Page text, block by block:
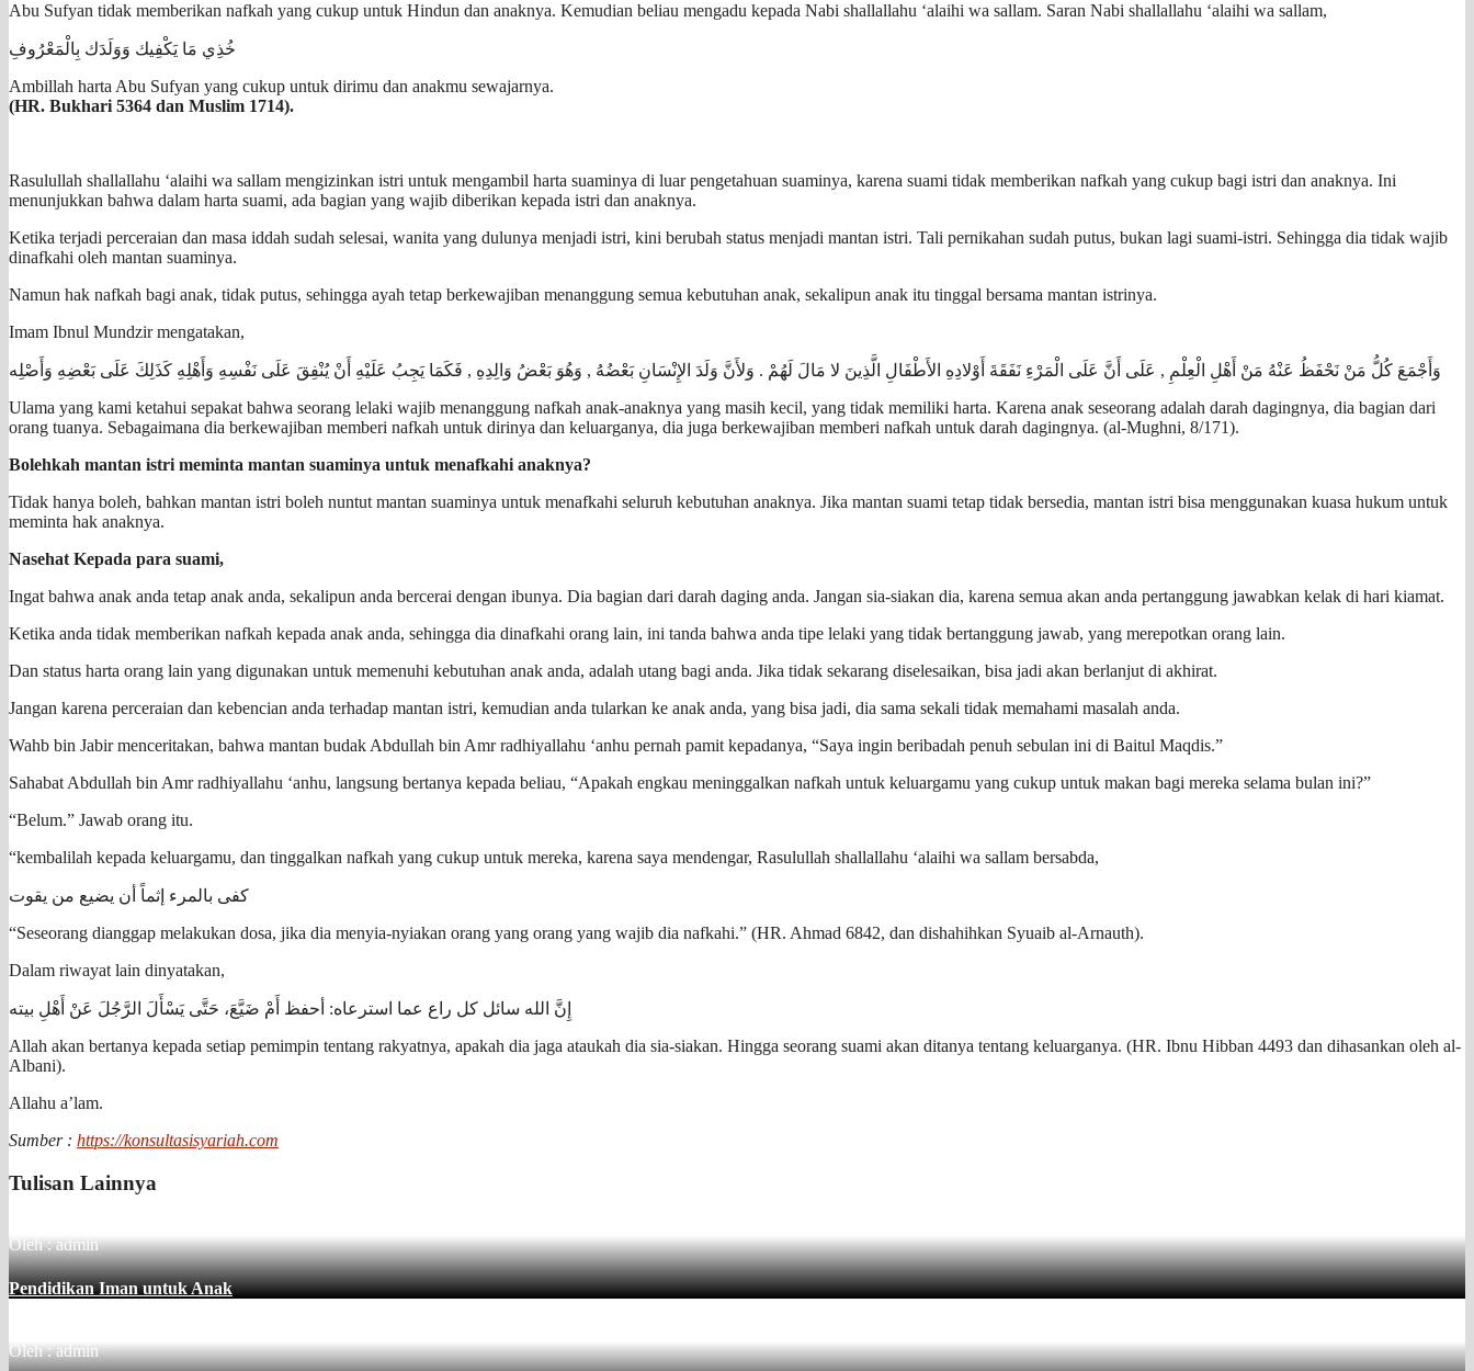
Abu Sufyan tidak memberikan nafkah yang cukup untuk Hindun dan anaknya. Kemudian beliau mengadu kepada Nabi shallallahu ‘alaihi wa sallam. Saran Nabi shallallahu ‘alaihi wa sallam,
خُذِي مَا يَكْفِيك وَوَلَدَك بِالْمَعْرُوفِ
Ambillah harta Abu Sufyan yang cukup untuk dirimu dan anakmu sewajarnya.
(HR. Bukhari 5364 dan Muslim 1714).
Rasulullah shallallahu ‘alaihi wa sallam mengizinkan istri untuk mengambil harta suaminya di luar pengetahuan suaminya, karena suami tidak memberikan nafkah yang cukup bagi istri dan anaknya. Ini
menunjukkan bahwa dalam harta suami, ada bagian yang wajib diberikan kepada istri dan anaknya.
Ketika terjadi perceraian dan masa iddah sudah selesai, wanita yang dulunya menjadi istri, kini berubah status menjadi mantan istri. Tali pernikahan sudah putus, bukan lagi suami-istri. Sehingga dia tidak wajib
dinafkahi oleh mantan suaminya.
Namun hak nafkah bagi anak, tidak putus, sehingga ayah tetap berkewajiban menanggung semua kebutuhan anak, sekalipun anak itu tinggal bersama mantan istrinya.
Imam Ibnul Mundzir mengatakan,
وَأَجْمَعَ كُلُّ مَنْ نَحْفَظُ عَنْهُ مَنْ أَهْلِ الْعِلْمِ , عَلَى أَنَّ عَلَى الْمَرْءِ نَفَقَةَ أَوْلادِهِ الأَطْفَالِ الَّذِينَ لا مَالَ لَهُمْ . وَلأَنَّ وَلَدَ الإِنْسَانِ بَعْضُهُ , وَهُوَ بَعْضُ وَالِدِهِ , فَكَمَا يَجِبُ عَلَيْهِ أَنْ يُنْفِقَ عَلَى نَفْسِهِ وَأَهْلِهِ كَذَلِكَ عَلَى بَعْضِهِ وَأَصْلِه
Ulama yang kami ketahui sepakat bahwa seorang lelaki wajib menanggung nafkah anak-anaknya yang masih kecil, yang tidak memiliki harta. Karena anak seseorang adalah darah dagingnya, dia bagian dari
orang tuanya. Sebagaimana dia berkewajiban memberi nafkah untuk dirinya dan keluarganya, dia juga berkewajiban memberi nafkah untuk darah dagingnya. (al-Mughni, 8/171).
Bolehkah mantan istri meminta mantan suaminya untuk menafkahi anaknya?
Tidak hanya boleh, bahkan mantan istri boleh nuntut mantan suaminya untuk menafkahi seluruh kebutuhan anaknya. Jika mantan suami tetap tidak bersedia, mantan istri bisa menggunakan kuasa hukum untuk
meminta hak anaknya.
Nasehat Kepada para suami,
Ingat bahwa anak anda tetap anak anda, sekalipun anda bercerai dengan ibunya. Dia bagian dari darah daging anda. Jangan sia-siakan dia, karena semua akan anda pertanggung jawabkan kelak di hari kiamat.
Ketika anda tidak memberikan nafkah kepada anak anda, sehingga dia dinafkahi orang lain, ini tanda bahwa anda tipe lelaki yang tidak bertanggung jawab, yang merepotkan orang lain.
Dan status harta orang lain yang digunakan untuk memenuhi kebutuhan anak anda, adalah utang bagi anda. Jika tidak sekarang diselesaikan, bisa jadi akan berlanjut di akhirat.
Jangan karena perceraian dan kebencian anda terhadap mantan istri, kemudian anda tularkan ke anak anda, yang bisa jadi, dia sama sekali tidak memahami masalah anda.
Wahb bin Jabir menceritakan, bahwa mantan budak Abdullah bin Amr radhiyallahu ‘anhu pernah pamit kepadanya, “Saya ingin beribadah penuh sebulan ini di Baitul Maqdis.”
Sahabat Abdullah bin Amr radhiyallahu ‘anhu, langsung bertanya kepada beliau, “Apakah engkau meninggalkan nafkah untuk keluargamu yang cukup untuk makan bagi mereka selama bulan ini?”
“Belum.” Jawab orang itu.
“kembalilah kepada keluargamu, dan tinggalkan nafkah yang cukup untuk mereka, karena saya mendengar, Rasulullah shallallahu ‘alaihi wa sallam bersabda,
كفى بالمرء إثماً أن يضيع من يقوت
“Seseorang dianggap melakukan dosa, jika dia menyia-nyiakan orang yang orang yang wajib dia nafkahi.” (HR. Ahmad 6842, dan dishahihkan Syuaib al-Arnauth).
Dalam riwayat lain dinyatakan,
إِنَّ الله سائل كل راع عما استرعاه: أحفظ أَمْ ضَيَّعَ، حَتَّى يَسْأَلَ الرَّجُلَ عَنْ أَهْلِ بيته
Allah akan bertanya kepada setiap pemimpin tentang rakyatnya, apakah dia jaga ataukah dia sia-siakan. Hingga seorang suami akan ditanya tentang keluarganya. (HR. Ibnu Hibban 4493 dan dihasankan oleh al-
Albani).
Allahu a’lam.
Sumber : https://konsultasisyariah.com
Tulisan Lainnya
Oleh : admin
Pendidikan Iman untuk Anak
Oleh : admin